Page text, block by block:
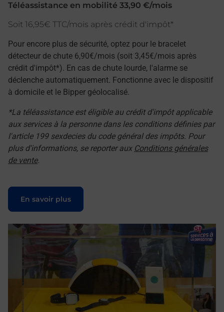
Téléassistance en mobilité 33,90 €/mois
Soit 16,95€ TTC/mois après crédit d'impôt*
Pour encore plus de sécurité, optez pour le bracelet
détecteur de chute 6,90€/mois (soit 3,45€/mois après
crédit d'impôt*). En cas de chute lourde, l'alarme se
déclenche automatiquement. Fonctionne avec le dispositif
à domicile et le Bipper géolocalisé.
*La téléassistance est éligible au crédit d'impôt applicable
aux services à la personne dans les conditions définies par
l'article 199 sexdecies du code général des impôts. Pour
plus d'informations, se reporter aux Conditions générales
de vente.
En savoir plus
Le lien s'ouvre dans un nouvel onglet